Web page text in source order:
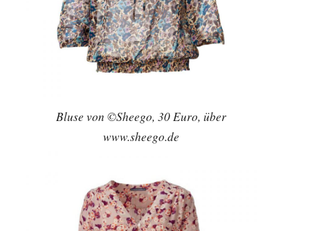
Bluse von ©Sheego, 30 Euro, über
www.sheego.de